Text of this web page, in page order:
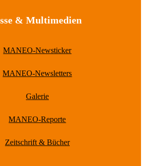
& Multimedien
MANEO-Newsticker
MANEO-Newsletters
Galerie
MANEO-Reporte
Zeitschrift & Bücher